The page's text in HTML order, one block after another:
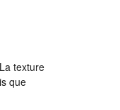
texture
que